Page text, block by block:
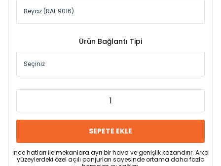
Ürün Bağlantı Tipi
SEPETE EKLE
İnce hatları ile mekanlara ayrı bir hava ve genişlik kazandırır. Arka
yüzeylerdeki özel açılı panjurları sayesinde ortama daha fazla